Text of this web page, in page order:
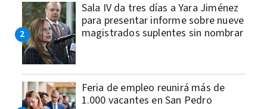
Sala IV da tres días a Yara Jiménez
para presentar informe sobre nueve
magistrados suplentes sin nombrar
Feria de empleo reunirá más de
1.000 vacantes en San Pedro